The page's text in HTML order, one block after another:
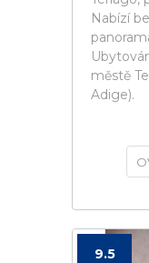
Nabízí
městě
Adige).
9.5